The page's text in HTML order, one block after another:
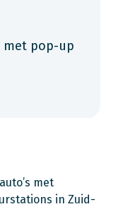
met pop-up
met
in Zuid-